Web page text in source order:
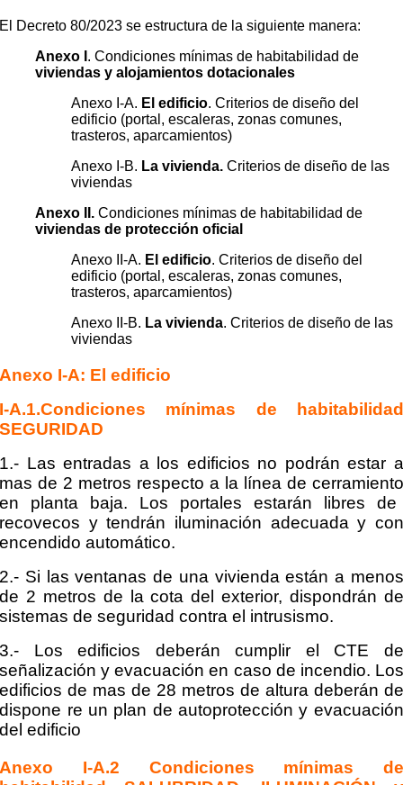
El Decreto 80/2023 se estructura de la siguiente manera:
Anexo I . Condiciones mínimas de habitabilidad de
viviendas y alojamientos dotacionales
Anexo I-A. El edificio. Criterios de diseño del
edificio (portal, escaleras, zonas comunes,
trasteros, aparcamientos)
Anexo I-B. La vivienda. Criterios de diseño de las
viviendas
Anexo II. Condiciones mínimas de habitabilidad de
viviendas de protección oficial
Anexo II-A. El edificio. Criterios de diseño del
edificio (portal, escaleras, zonas comunes,
trasteros, aparcamientos)
Anexo II-B. La vivienda. Criterios de diseño de las
viviendas
Anexo I-A: El edificio
I-A.1.Condiciones mínimas de habitabilidad
SEGURIDAD
1.- Las entradas a los edificios no podrán estar a
mas de 2 metros respecto a la línea de cerramiento
en planta baja. Los portales estarán libres de
recovecos ytendrán iluminación adecuada y con
encendidoautomático.
2.- Si las ventanas de una vivienda están a menos
de 2 metros de la cota del exterior, dispondrán de
sistemas de seguridad contra el intrusismo.
3.- Los edificios deberán cumplir el CTE de
señalización y evacuación en caso de incendio. Los
edificios de mas de 28 metros de altura deberán de
dispone re un plan de autoprotección y evacuación
del edificio
Anexo I-A.2 Condiciones mínimas de